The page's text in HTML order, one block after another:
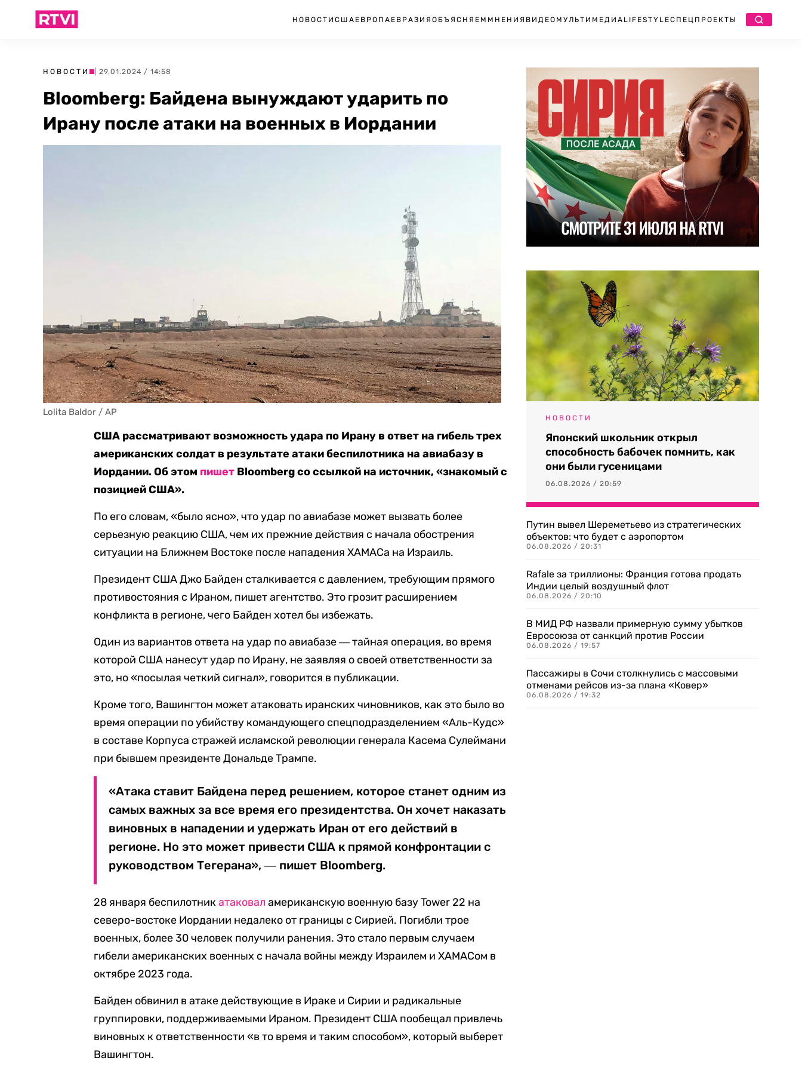
НОВОСТИ США ЕВРОПА ЕВРАЗИЯ ОБЪЯСНЯЕМ МНЕНИЯ ВИДЕО МУЛЬТИМЕДИА LIFESTYLEСПЕЦПРОЕКТЫ
НОВОСТИ | 29.01.2024 / 14:58
Bloomberg: Байдена вынуждают ударить по
Ирану после атаки на военных в Иордании
Lolita Baldor / AP
США рассматривают возможность удара по Ирану в ответ на гибель трех
американских солдат в результате атаки беспилотника на авиабазу в
Иордании. Об этом пишет Bloomberg со ссылкой на источник, «знакомый с
позицией США».
По его словам, «было ясно», что удар по авиабазе может вызвать более
серьезную реакцию США, чем их прежние действия с начала обострения
ситуации на Ближнем Востоке после нападения ХАМАСа на Израиль.
Президент США Джо Байден сталкивается с давлением, требующим прямого
противостояния с Ираном, пишет агентство. Это грозит расширением
конфликта в регионе, чего Байден хотел бы избежать.
Один из вариантов ответа на удар по авиабазе ― тайная операция, во время
которой США нанесут удар по Ирану, не заявляя о своей ответственности за
это, но «посылая четкий сигнал», говорится в публикации.
Кроме того, Вашингтон может атаковать иранских чиновников, как это было во
время операции по убийству командующего спецподразделением «Аль-Кудс»
в составе Корпуса стражей исламской революции генерала Касема Сулеймани
при бывшем президенте Дональде Трампе.
«Атака ставит Байдена перед решением, которое станет одним из
самых важных за все время его президентства. Он хочет наказать
виновных в нападении и удержать Иран от его действий в
регионе. Но это может привести США к прямой конфронтации с
руководством Тегерана», ― пишет Bloomberg.
28 января беспилотникатаковал американскую военную базу Tower 22 на
северо-востоке Иордании недалеко от границы с Сирией. Погибли трое
военных, более 30 человек получили ранения. Это стало первым случаем
гибели американских военных с начала войны между Израилем и ХАМАСом в
октябре 2023 года.
Байден обвинил в атаке действующие в Ираке и Сирии и радикальные
группировки, поддерживаемыми Ираном. Президент США пообещал привлечь
виновных к ответственности «в то время и таким способом», который выберет
Вашингтон.
НОВОСТИ
Японский школьник открыл
способность бабочек помнить, как
они были гусеницами
06.08.2026 / 20:59
Путин вывел Шереметьево из стратегических
объектов: что будет с аэропортом
06.08.2026 / 20:31
Rafale за триллионы: Франция готова продать
Индии целый воздушный флот
06.08.2026 / 20:10
В МИД РФ назвали примерную сумму убытков
Евросоюза от санкций против России
06.08.2026 / 19:57
Пассажиры в Сочи столкнулись с массовыми
отменами рейсов из-за плана «Ковер»
06.08.2026 / 19:32